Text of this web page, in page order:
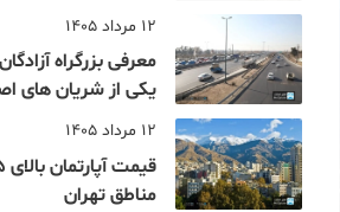
12 مرداد 1405
معرفی بزرگراه
یکی از شریان های
جنوب پایتخت آشنا
12 مرداد 1405
مناطق تهران